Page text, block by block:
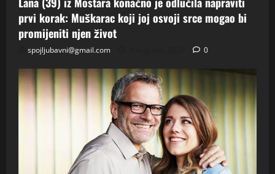
prvi korak: Muškarac koji joj osvoji srce mogao bi
promijeniti njen život
spojljubavni@gmail.com 0